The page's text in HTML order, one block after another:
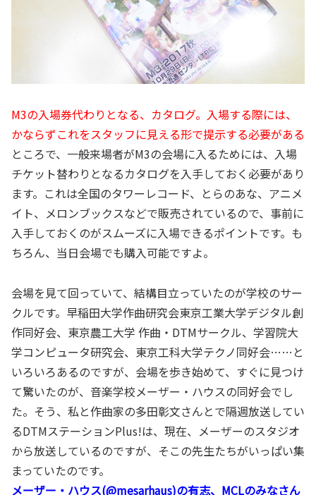
M3の入場券代わりとなる、カタログ。入場する際には、
かならずこれをスタッフに見える形で提示する必要がある
ところで、一般来場者がM3の会場に入るためには、入場
チケット替わりとなるカタログを入手しておく必要があり
ます。これは全国のタワーレコード、とらのあな、アニメ
イト、メロンブックスなどで販売されているので、事前に
入手しておくのがスムーズに入場できるポイントです。も
ちろん、当日会場でも購入可能ですよ。
会場を見て回っていて、結構目立っていたのが学校のサー
クルです。早稲田大学作曲研究会東京工業大学デジタル創
作同好会、東京農工大学 作曲・DTMサークル、学習院大
学コンピュータ研究会、東京工科大学テクノ同好会……と
いろいろあるのですが、会場を歩き始めて、すぐに見つけ
て驚いたのが、音楽学校メーザー・ハウスの同好会でし
た。そう、私と作曲家の多田彰文さんとで隔週放送してい
るDTMステーションPlus!は、現在、メーザーのスタジオ
から放送しているのですが、そこの先生たちがいっぱい集
まっていたのです。
メーザー・ハウス(@mesarhaus)の有志、MCLのみなさん